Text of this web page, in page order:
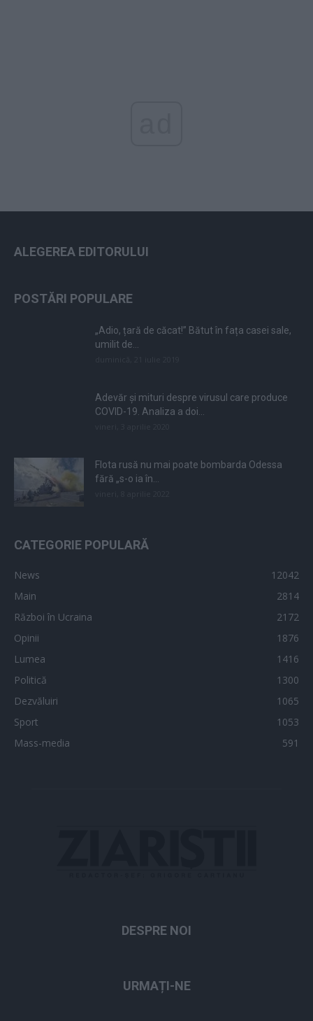
ALEGEREA EDITORULUI
POSTĂRI POPULARE
„Adio, țară de căcat!” Bătut în fața casei sale,
umilit de...
Adevăr și mituri despre virusul care produce
COVID-19. Analiza a doi...
Flota rusă nu mai poate bombarda Odessa
fără „s-o ia în...
CATEGORIE POPULARĂ
News
12042
Main
2814
Război în Ucraina
2172
Opinii
1876
Lumea
1416
Politică
1300
Dezvăluiri
1065
Sport
1053
Mass-media
591
DESPRE NOI
URMAȚI-NE